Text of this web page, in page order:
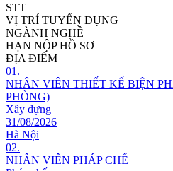
STT
VỊ TRÍ TUYỂN DỤNG
NGÀNH NGHỀ
HẠN NỘP HỒ SƠ
ĐỊA ĐIỂM
01.
NHÂN VIÊN THIẾT KẾ BIỆN
PHÒNG)
Xây dựng
31/08/2026
Hà Nội
02.
NHÂN VIÊN PHÁP CHẾ